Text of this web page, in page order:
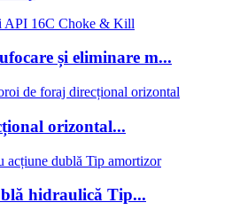
și eliminare m...
orizontal...
hidraulică Tip...